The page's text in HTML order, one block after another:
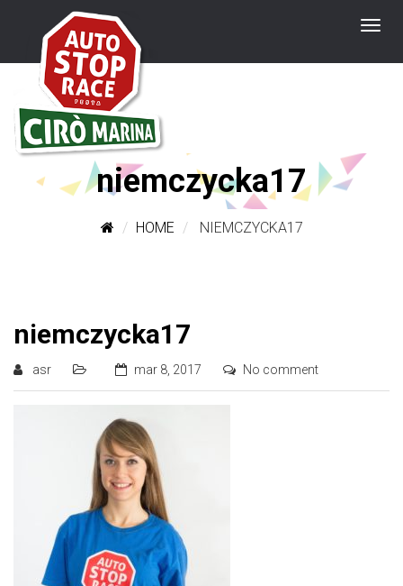
niemczycka17
HOME NIEMCZYCKA17
niemczycka17
asr mar 8, 2017 No comment